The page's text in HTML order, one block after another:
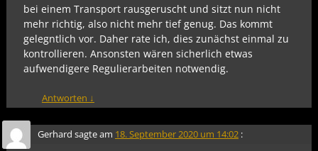
bei einem Transport rausgeruscht und sitzt nun nicht
mehr richtig, also nicht mehr tief genug. Das kommt
gelegntlich vor. Daher rate ich, dies zunächst einmal zu
kontrollieren. Ansonsten wären sicherlich etwas
aufwendigere Regulierarbeiten notwendig.
Antworten ↓
Gerhard sagte am 18. September 2020 um 14:02 :